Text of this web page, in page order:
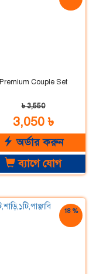
Premium Couple Set
৳ 3,550
3,050 ৳
অর্ডার করুন
ব্যাগে যোগ
18 %